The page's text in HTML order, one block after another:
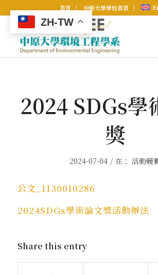
首頁 中原大學學校首頁
2024 SDGs學
獎
2024-07-04 / 在：活動競
公文_1130010286
2024SDGs學術論文獎活動辦法
Share this entry
ZH-TW